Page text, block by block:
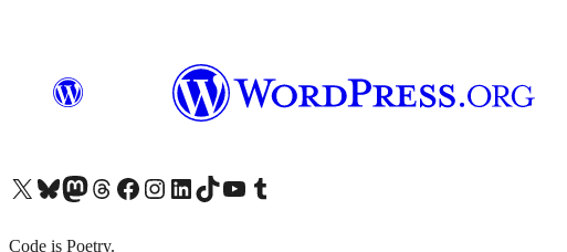
X (旧 Twitter) アカウントへBluesky アカウントへMastodon アカウントへThreads アカウントへ Facebook ページへInstagram アカウントへ LinkedIn アカウントへTikTok アカウントへYouTube チャンネルへ Tumblr アカウントへ
Code is Poetry.